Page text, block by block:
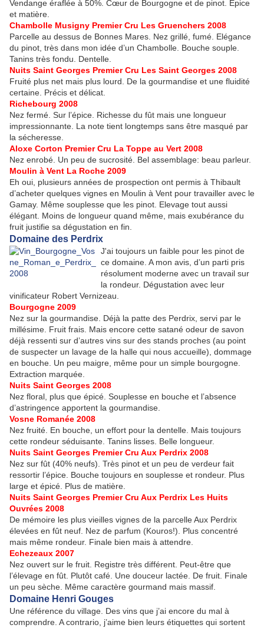
Vendange éraflée à 50%. Cœur de Bourgogne et de pinot. Epice
et matière.
Chambolle Musigny Premier Cru Les Gruenchers 2008
Parcelle au dessus de Bonnes Mares. Nez grillé, fumé. Elégance
du pinot, très dans mon idée d’un Chambolle. Bouche souple.
Tanins très fondu. Dentelle.
Nuits Saint Georges Premier Cru Les Saint Georges 2008
Fruité plus net mais plus lourd. De la gourmandise et une fluidité
certaine. Précis et délicat.
Richebourg 2008
Nez fermé. Sur l’épice. Richesse du fût mais une longueur
impressionnante. La note tient longtemps sans être masqué par
la sécheresse.
Aloxe Corton Premier Cru La Toppe au Vert 2008
Nez enrobé. Un peu de sucrosité. Bel assemblage: beau parleur.
Moulin à Vent La Roche 2009
Eh oui, plusieurs années de prospection ont permis à Thibault
d’acheter quelques vignes en Moulin à Vent pour travailler avec le
Gamay. Même souplesse que les pinot. Elevage tout aussi
élégant. Moins de longueur quand même, mais exubérance du
fruit justifie sa dégustation en fin.
Domaine des Perdrix
J'ai toujours un faible pour les pinot de
ce domaine. A mon avis, d’un parti pris
résolument moderne avec un travail sur
la rondeur. Dégustation avec leur
vinificateur Robert Vernizeau.
Bourgogne 2009
Nez sur la gourmandise. Déjà la patte des Perdrix, servi par le
millésime. Fruit frais. Mais encore cette satané odeur de savon
déjà ressenti sur d’autres vins sur des stands proches (au point
de suspecter un lavage de la halle qui nous accueille), dommage
en bouche. Un peu maigre, même pour un simple bourgogne.
Extraction marquée.
Nuits Saint Georges 2008
Nez floral, plus que épicé. Souplesse en bouche et l’absence
d’astringence apportent la gourmandise.
Vosne Romanée 2008
Nez fruité. En bouche, un effort pour la dentelle. Mais toujours
cette rondeur séduisante. Tanins lisses. Belle longueur.
Nuits Saint Georges Premier Cru Aux Perdrix 2008
Nez sur fût (40% neufs). Très pinot et un peu de verdeur fait
ressortir l’épice. Bouche toujours en souplesse et rondeur. Plus
large et épicé. Plus de matière.
Nuits Saint Georges Premier Cru Aux Perdrix Les Huits
Ouvrées 2008
De mémoire les plus vieilles vignes de la parcelle Aux Perdrix
élevées en fût neuf. Nez de parfum (Kouros!). Plus concentré
mais même rondeur. Finale bien mais à attendre.
Echezeaux 2007
Nez ouvert sur le fruit. Registre très différent. Peut-être que
l’élevage en fût. Plutôt café. Une douceur lactée. De fruit. Finale
un peu sèche. Même caractère gourmand mais massif.
Domaine Henri Gouges
Une référence du village. Des vins que j’ai encore du mal à
comprendre. A contrario, j’aime bien leurs étiquettes qui sortent